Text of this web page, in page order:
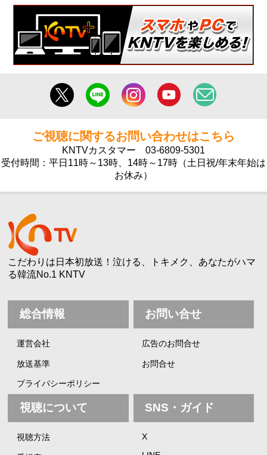
ご視聴に関するお問い合わせはこちら
KNTVカスタマー 03-6809-5301
受付時間：平日11時～13時、14時～17時（土日祝/年末年始は
お休み）
こだわりは日本初放送！泣ける、トキメク、あなたがハマ
る韓流No.1 KNTV
総合情報
運営会社
放送基準
プライバシーポリシー
お問い合せ
広告のお問合せ
お問合せ
視聴について
視聴方法
SNS・ガイド
X